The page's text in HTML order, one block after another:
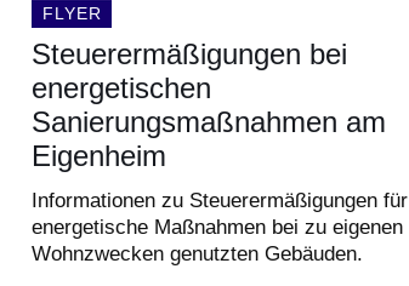
DOKUMENTENART:
FLYER
Steuerermäßigungen bei
energetischen
Sanierungsmaßnahmen am
Eigenheim
Informationen zu Steuerermäßigungen für
energetische Maßnahmen bei zu eigenen
Wohnzwecken genutzten Gebäuden.